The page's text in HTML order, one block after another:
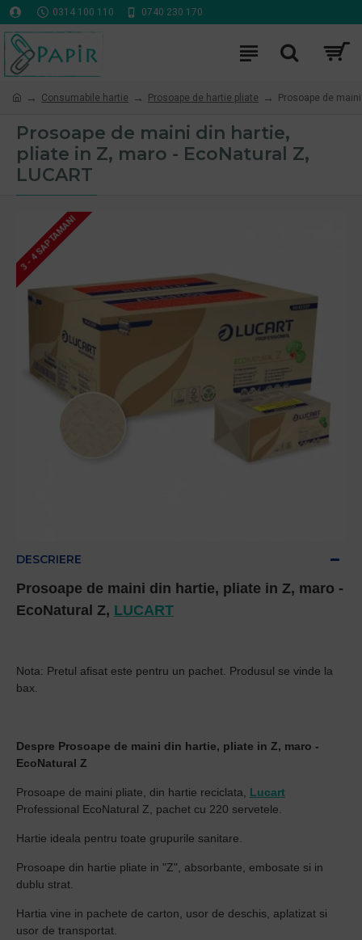
0314 100 110 0740 230 170
Consumabile hartie Prosoape de hartie pliate Prosoape de
Prosoape de maini din hartie,
pliate in Z, maro - EcoNatural Z,
LUCART
3 - 4 SAPTAMANI
DESCRIERE
Prosoape de maini din hartie, pliate in Z, maro -
EcoNatural Z, LUCART
Nota: Pretul afisat este pentru un pachet. Produsul se vinde la
bax.
Despre Prosoape de maini din hartie, pliate in Z, maro -
EcoNatural Z
Prosoape de maini pliate, din hartie reciclata, Lucart
Professional EcoNatural Z, pachet cu 220 servetele.
Hartie ideala pentru toate grupurile sanitare.
Prosoape din hartie pliate in "Z", absorbante, embosate si in
dublu strat.
Hartia vine in pachete de carton, usor de deschis, aplatizat si
usor de transportat.